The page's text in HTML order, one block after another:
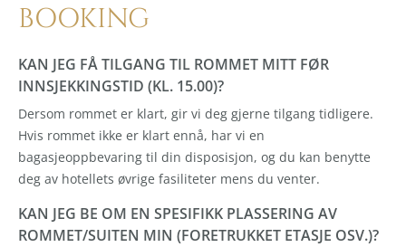
BOOKING
KAN JEG FÅ TILGANG TIL ROMMET MITT FØR
INNSJEKKINGSTID (KL. 15.00)?
Dersom rommet er klart, gir vi deg gjerne tilgang tidligere.
Hvis rommet ikke er klart ennå, har vi en
bagasjeoppbevaring til din disposisjon, og du kan benytte
deg av hotellets øvrige fasiliteter mens du venter.
KAN JEG BE OM EN SPESIFIKK PLASSERING AV
ROMMET/SUITEN MIN (FORETRUKKET ETASJE OSV.)?